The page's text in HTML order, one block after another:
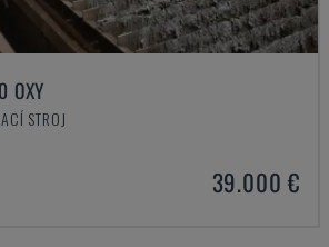
OXY
STROJ
39.000 €